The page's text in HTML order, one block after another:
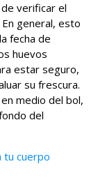
verificar el
general, esto
fecha de
huevos
estar seguro,
su frescura.
medio del bol,
del
tu cuerpo